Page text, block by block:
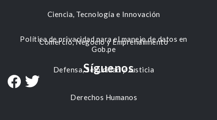
Ciencia, Tecnología e Innovación
Comercio, Negocio y Emprendimiento
Defensa, Seguridad y Justicia
Derechos Humanos
Política de privacidad para el manejo de datos en
Gob.pe
Síguenos